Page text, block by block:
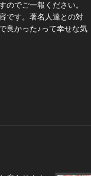
のでご一報ください。
です。著名人達との対
良かった♪って幸せな気